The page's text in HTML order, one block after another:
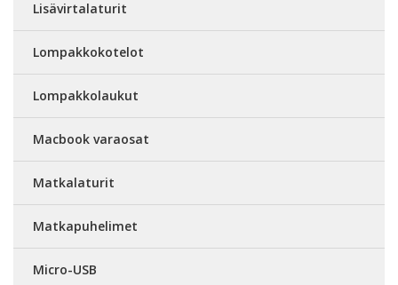
Lisävirtalaturit
Lompakkokotelot
Lompakkolaukut
Macbook varaosat
Matkalaturit
Matkapuhelimet
Micro-USB